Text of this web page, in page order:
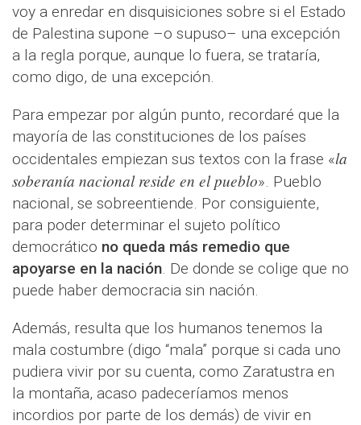
voy a enredar en disquisiciones sobre si el Estado
de Palestina supone –o supuso– una excepción
a la regla porque, aunque lo fuera, se trataría,
como digo, de una excepción.
Para empezar por algún punto, recordaré que la
mayoría de las constituciones de los países
occidentales empiezan sus textos con la frase «la
soberanía nacional reside en el pueblo». Pueblo
nacional, se sobreentiende. Por consiguiente,
para poder determinar el sujeto político
democrático no queda más remedio que
apoyarse en la nación. De donde se colige que no
puede haber democracia sin nación.
Además, resulta que los humanos tenemos la
mala costumbre (digo “mala” porque si cada uno
pudiera vivir por su cuenta, como Zaratustra en
la montaña, acaso padeceríamos menos
incordios por parte de los demás) de vivir en